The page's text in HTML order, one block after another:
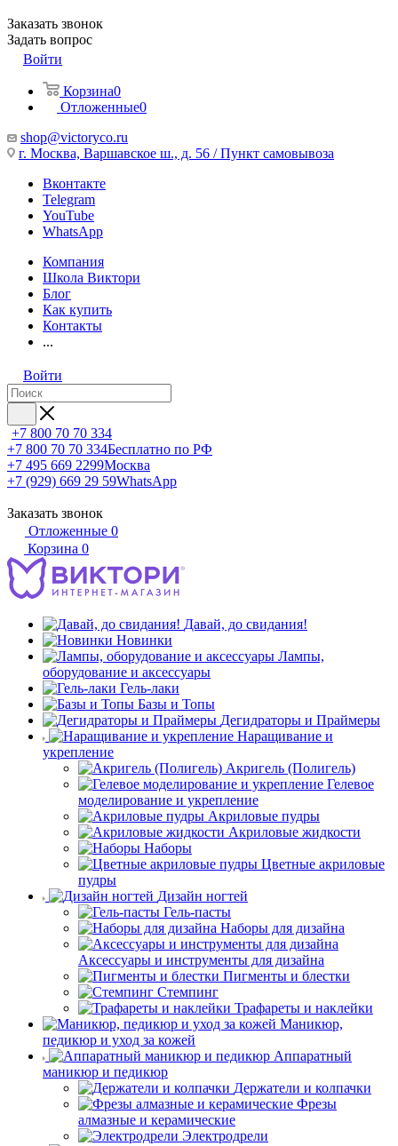
Заказать звонок
Задать вопрос
Войти
Корзина0
Отложенные0
shop@victoryco.ru
г. Москва, Варшавское ш., д. 56 / Пункт самовывоза
Вконтакте
Telegram
YouTube
WhatsApp
Компания
Школа Виктори
Блог
Как купить
Контакты
...
Войти
+7 800 70 70 334
+7 800 70 70 334Бесплатно по РФ
+7 495 669 2299Москва
+7 (929) 669 29 59WhatsApp
Заказать звонок
Отложенные 0
Корзина 0
Давай, до свидания!
Новинки
Лампы,
оборудование и аксессуары
Гель-лаки
Базы и Топы
Дегидраторы и Праймеры
Наращивание и
укрепление
Акригель (Полигель)
Гелевое
моделирование и укрепление
Акриловые пудры
Акриловые жидкости
Наборы
Цветные акриловые
пудры
Дизайн ногтей
Гель-пасты
Наборы для дизайна
Аксессуары и инструменты для дизайна
Пигменты и блестки
Стемпинг
Трафареты и наклейки
Маникюр,
педикюр и уход за кожей
Аппаратный
маникюр и педикюр
Держатели и колпачки
Фрезы
алмазные и керамические
Электродрели